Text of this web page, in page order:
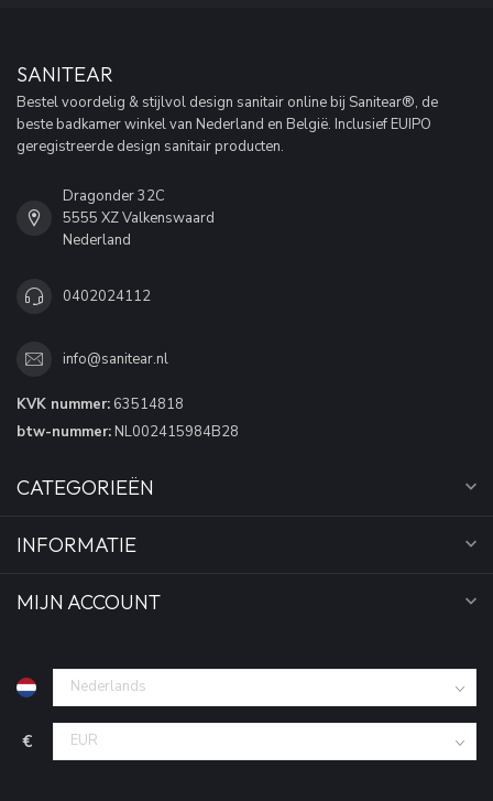
SANITEAR
Bestel voordelig & stijlvol design sanitair online bij Sanitear®, de
beste badkamer winkel van Nederland en België. Inclusief EUIPO
geregistreerde design sanitair producten.
Dragonder 32C
5555 XZ Valkenswaard
Nederland
0402024112
info@sanitear.nl
KVK nummer: 63514818
btw-nummer: NL002415984B28
CATEGORIEËN
INFORMATIE
MIJN ACCOUNT
€